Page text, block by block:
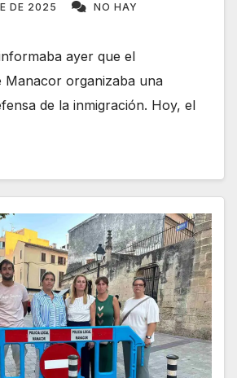
DE 2025 NO HAY
ayer que el
Manacor organizaba una
de la inmigración. Hoy, el